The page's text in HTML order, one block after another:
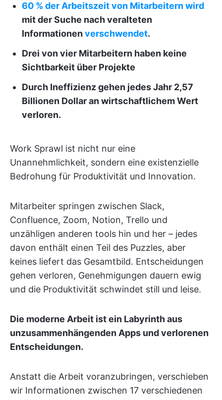
60 % der Arbeitszeit von Mitarbeitern wird
mit der Suche nach veralteten
Informationenverschwendet.
Drei von vier Mitarbeitern haben keine
Sichtbarkeit über Projekte
Durch Ineffizienz gehen jedes Jahr 2,57
Billionen Dollar an wirtschaftlichem Wert
verloren.
Work Sprawl ist nicht nur eine
Unannehmlichkeit, sondern eine existenzielle
Bedrohung für Produktivität und Innovation.
Mitarbeiter springen zwischen Slack,
Confluence, Zoom, Notion, Trello und
unzähligen anderen tools hin und her – jedes
davon enthält einen Teil des Puzzles, aber
keines liefert das Gesamtbild. Entscheidungen
gehen verloren, Genehmigungen dauern ewig
und die Produktivität schwindet still und leise.
Die moderne Arbeit ist ein Labyrinth aus
unzusammenhängenden Apps und verlorenen
Entscheidungen.
Anstatt die Arbeit voranzubringen, verschieben
wir Informationen zwischen 17 verschiedenen